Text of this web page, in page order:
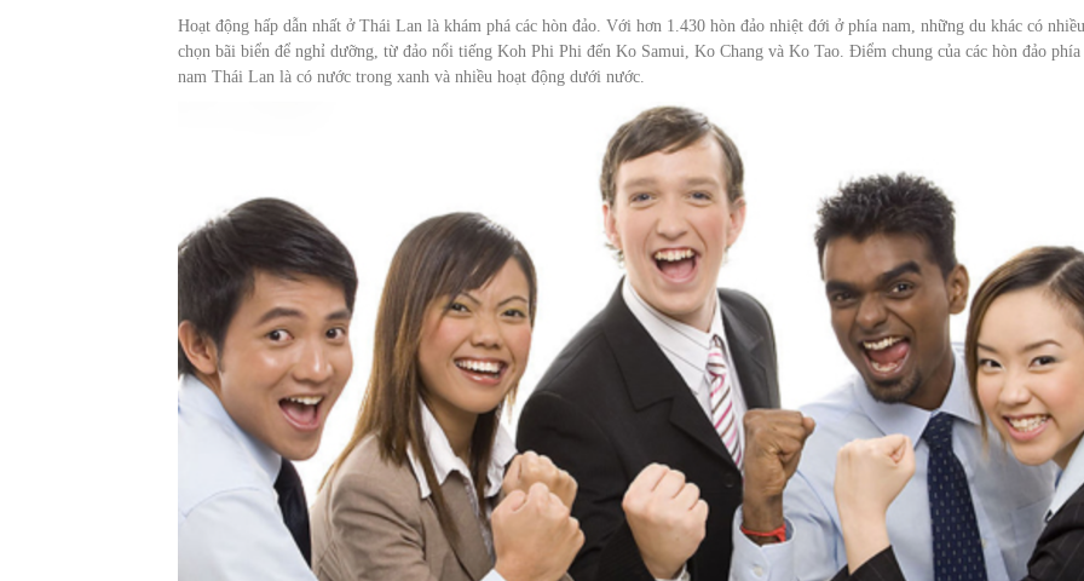
Hoạt động hấp dẫn nhất ở Thái Lan là khám phá các hòn đảo. Với hơn 1.430 hòn đảo nhiệt đới ở phía nam, những du khác có
chọn bãi biển để nghỉ dưỡng, từ đảo nổi tiếng Koh Phi Phi đến Ko Samui, Ko Chang và Ko Tao. Điểm chung của các hòn đảo phía
nam Thái Lan là có nước trong xanh và nhiều hoạt động dưới nước.